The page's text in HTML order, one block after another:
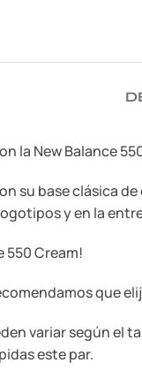
la New Balance
su base clásica
y en la
550 Cream!
que
variar según
este par.